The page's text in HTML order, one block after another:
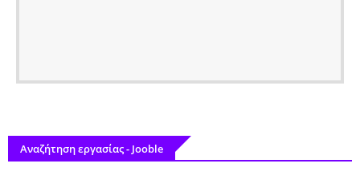
Αναζήτηση εργασίας - Jooble